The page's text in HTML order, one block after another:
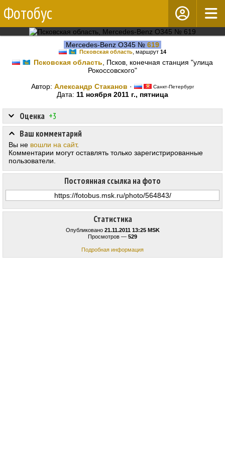
Фотобус
Mercedes-Benz O345 № 619
Псковская область , маршрут 14
Псковская область , Псков, конечная станция "улица
Рокоссовского"
Автор: Александр Стаканов · Санкт-Петербург
Дата: 11 ноября 2011 г., пятница
Статистика
Опубликовано 21.11.2011 13:25 MSK
Просмотров — 529
Подробная информация
Оценка +3
Постоянная ссылка на фото
Ваш комментарий
Вы не вошли на сайт.
Комментарии могут оставлять только зарегистрированные
пользователи.